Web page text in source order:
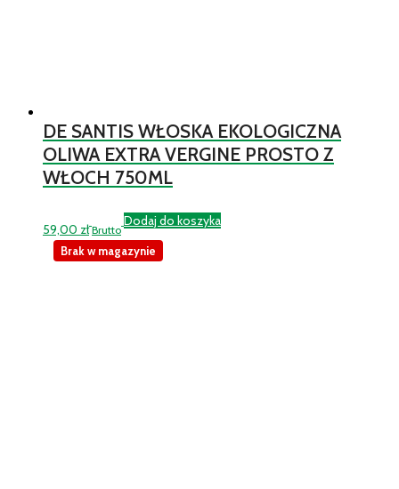
DE SANTIS WŁOSKA EKOLOGICZNA
OLIWA EXTRA VERGINE PROSTO Z
WŁOCH 750ML
59,00 zł Brutto
Dodaj do koszyka
Brak w magazynie